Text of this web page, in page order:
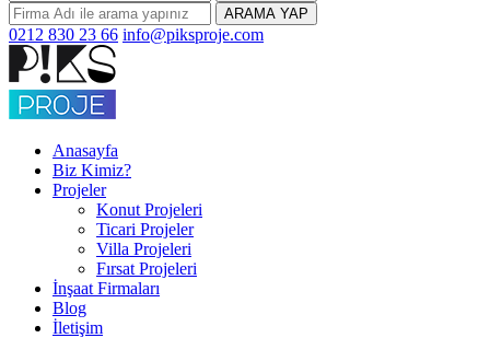
ARAMA YAP
0212 830 23 66 info@piksproje.com
Anasayfa
Biz Kimiz?
Projeler
Konut Projeleri
Ticari Projeler
Villa Projeleri
Fırsat Projeleri
İnşaat Firmaları
Blog
İletişim